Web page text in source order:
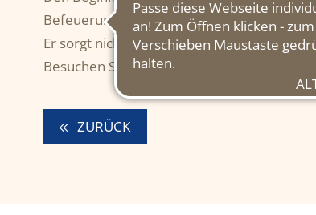
Befeuerung nichts mehr im Wege.
Er sorgt nicht nur für angenehme Wärme
Besuchen Sie Herrn Alt und sein Team.
ZURÜCK